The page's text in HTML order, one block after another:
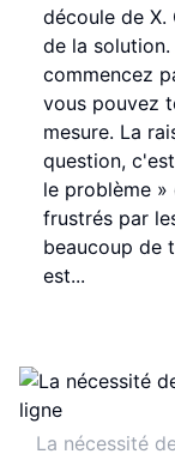
découle de
de la
commencez
vous pouvez
mesure. La
question,
le problème »
frustrés par
beaucoup de
est...
La nécessité